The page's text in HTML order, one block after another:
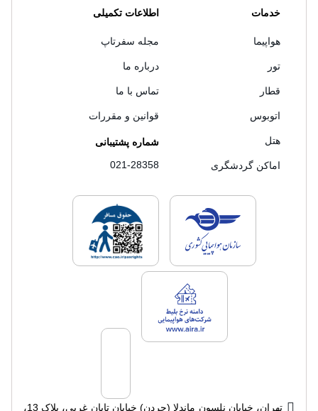
خدمات
هواپیما
تور
قطار
اتوبوس
هتل
اماکن گردشگری
اطلاعات تکمیلی
مجله سفرتاپ
درباره ما
تماس با ما
قوانین و مقررات
شماره پشتیبانی
021-28358
لایسنس های فروش سفرتاپلایسنس های
لایسنس های فروش سفرتاپ
تهران، خیابان نلسون ماندلا (جردن) خیابان تابان غربی، پلاک 13،